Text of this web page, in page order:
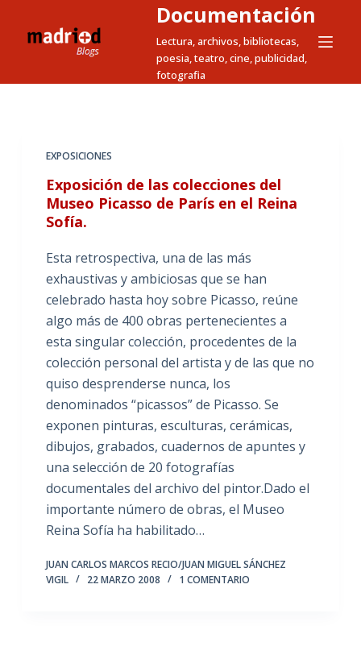
t
Documentación
Lectura, archivos, bibliotecas,
poesia, teatro, cine, publicidad,
fotografia
EXPOSICIONES
Exposición de las colecciones del
Museo Picasso de París en el Reina
Sofía.
Esta retrospectiva, una de las más
exhaustivas y ambiciosas que se han
celebrado hasta hoy sobre Picasso, reúne
algo más de 400 obras pertenecientes a
esta singular colección, procedentes de la
colección personal del artista y de las que no
quiso desprenderse nunca, los
denominados “picassos” de Picasso. Se
exponen pinturas, esculturas, cerámicas,
dibujos, grabados, cuadernos de apuntes y
una selección de 20 fotografías
documentales del archivo del pintor.Dado el
importante número de obras, el Museo
Reina Sofía ha habilitado…
JUAN CARLOS MARCOS RECIO/JUAN MIGUEL SÁNCHEZ
VIGIL
22 MARZO 2008 1 COMENTARIO